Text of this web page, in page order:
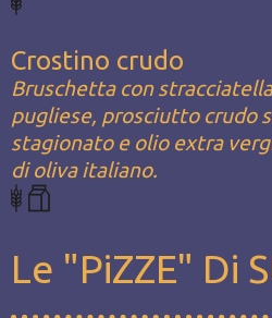
Crostino crudo
Bruschetta con stracciatella
pugliese, prosciutto crudo
stagionato e olio extra
di oliva italiano.
Le "PiZZE" Di